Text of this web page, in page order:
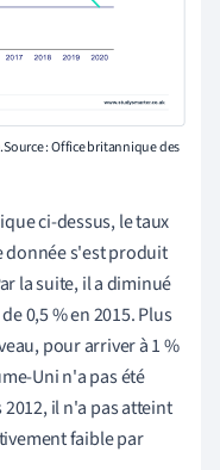
: Office britannique des
ci-dessus, le taux
données'est produit
la suite, il a diminué
0,5 % en 2015. Plus
, pour arriver à 1 %
Uni n'a pas été
il n'a pas atteint
faible par